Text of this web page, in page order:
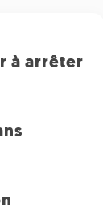
à arrêter